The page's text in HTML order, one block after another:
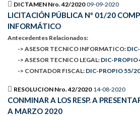
DICTAMEN Nro. 42/2020 09-09-2020
LICITACIÓN PÚBLICA Nº 01/20
INFORMÁTICO
Antecedentes Relacionados:
-> ASESOR TECNICO INFORMATICO:
-> ASESOR TECNICO LEGAL: DIC-PROPIO
-> CONTADOR FISCAL: DIC-PROPIO 55/
RESOLUCION Nro. 42/2020 14-08-2020
CONMINAR A LOS RESP. A
A MARZO 2020